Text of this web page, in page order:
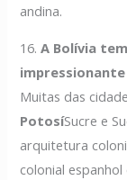
andina.
16.A Bolívia
impressionante
Muitas das
PotosíSucre e
arquitetura
colonial